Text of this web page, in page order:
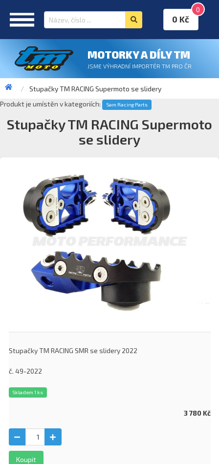
0
0 Kč
MOTORKY A DÍLY TM
JSME VÝHRADNÍ IMPORTÉR TM PRO ČR
Stupačky TM RACING Supermoto se slidery
Produkt je umístěn v kategoriích:
Sam Racing Parts
Stupačky TM RACING Supermoto
se slidery
Stupačky TM RACING SMR se slidery 2022
č. 49-2022
Skladem 1 ks
3 780 Kč
Koupit